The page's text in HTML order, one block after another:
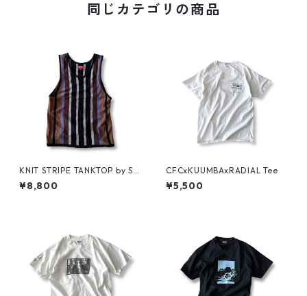
同じカテゴリの商品
KNIT STRIPE TANKTOP by Su
preme
¥8,800
CFCxKUUMBAxRADIAL Tee
¥5,500